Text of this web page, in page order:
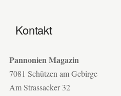
Kontakt
Pannonien Magazin
7081 Schützen am Gebirge
Am Strassacker 32